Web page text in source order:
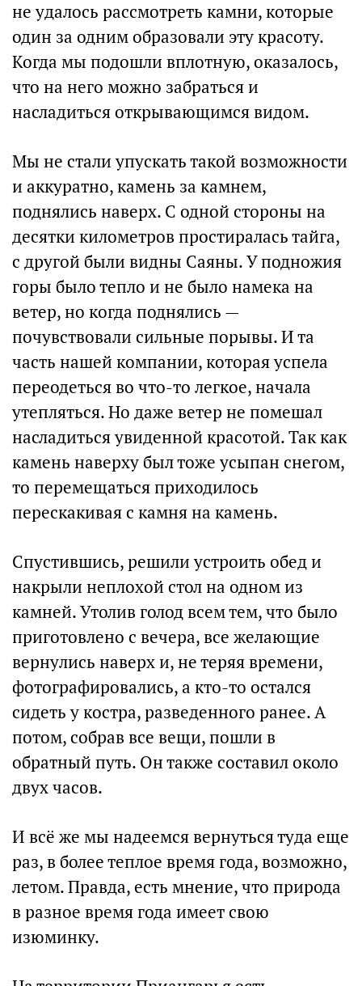
не удалось рассмотреть камни, которые
один за одним образовали эту красоту.
Когда мы подошли вплотную, оказалось,
что на него можно забраться и
насладиться открывающимся видом.
Мы не стали упускать такой возможности
и аккуратно, камень за камнем,
поднялись наверх. С одной стороны на
десятки километров простиралась тайга,
с другой были видны Саяны. У подножия
горы было тепло и не было намека на
ветер, но когда поднялись —
почувствовали сильные порывы. И та
часть нашей компании, которая успела
переодеться во что-то легкое, начала
утепляться. Но даже ветер не помешал
насладиться увиденной красотой. Так как
камень наверху был тоже усыпан снегом,
то перемещаться приходилось
перескакивая с камня на камень.
Спустившись, решили устроить обед и
накрыли неплохой стол на одном из
камней. Утолив голод всем тем, что было
приготовлено с вечера, все желающие
вернулись наверх и, не теряя времени,
фотографировались, а кто-то остался
сидеть у костра, разведенного ранее. А
потом, собрав все вещи, пошли в
обратный путь. Он также составил около
двух часов.
И всё же мы надеемся вернуться туда еще
раз, в более теплое время года, возможно,
летом. Правда, есть мнение, что природа
в разное время года имеет свою
изюминку.